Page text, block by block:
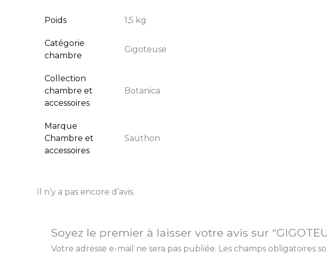
Poids 1,5 kg
Catégorie
chambre
Gigoteuse
Collection
chambre et
accessoires
Botanica
Marque
Chambre et
accessoires
Sauthon
Il n’y a pas encore d’avis.
Soyez le premier à laisser votre avis sur
Votre adresse e-mail ne sera pas publiée. Les champs obligatoires